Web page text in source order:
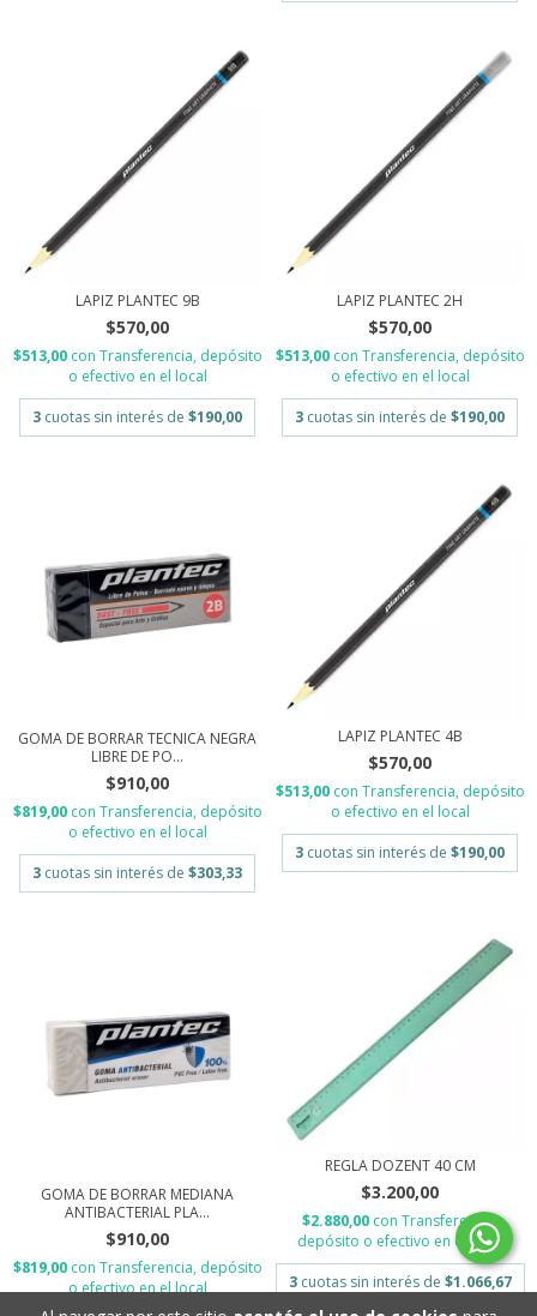
LAPIZ PLANTEC 9B
$570,00
$513,00 con Transferencia, depósito
o efectivo en el local
3 cuotas sin interés de $190,00
LAPIZ PLANTEC 2H
$570,00
$513,00 con Transferencia, depósito
o efectivo en el local
3 cuotas sin interés de $190,00
GOMA DE BORRAR TECNICA NEGRA
LIBRE DE PO...
$910,00
$819,00 con Transferencia, depósito
o efectivo en el local
3 cuotas sin interés de $303,33
LAPIZ PLANTEC 4B
$570,00
$513,00 con Transferencia, depósito
o efectivo en el local
3 cuotas sin interés de $190,00
GOMA DE BORRAR MEDIANA
ANTIBACTERIAL PLA...
$910,00
$819,00 con Transferencia, depósito
o efectivo en el local
REGLA DOZENT 40 CM
$3.200,00
$2.880,00 con Transferencia,
depósito o efectivo en el local
3 cuotas sin interés de $1.066,67